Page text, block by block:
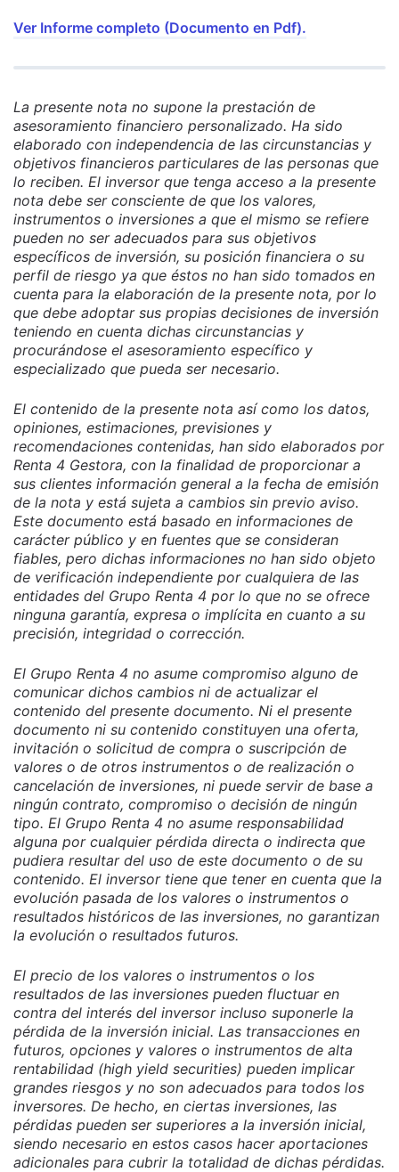
Ver Informe completo (Documento en Pdf).
La presente nota no supone la prestación de
asesoramiento financiero personalizado. Ha sido
elaborado con independencia de las circunstancias y
objetivos financieros particulares de las personas que
lo reciben. El inversor que tenga acceso a la presente
nota debe ser consciente de que los valores,
instrumentos o inversiones a que el mismo se refiere
pueden no ser adecuados para sus objetivos
específicos de inversión, su posición financiera o su
perfil de riesgo ya que éstos no han sido tomados en
cuenta para la elaboración de la presente nota, por lo
que debe adoptar sus propias decisiones de inversión
teniendo en cuenta dichas circunstancias y
procurándose el asesoramiento específico y
especializado que pueda ser necesario.
El contenido de la presente nota así como los datos,
opiniones, estimaciones, previsiones y
recomendaciones contenidas, han sido elaborados por
Renta 4 Gestora, con la finalidad de proporcionar a
sus clientes información general a la fecha de emisión
de la nota y está sujeta a cambios sin previo aviso.
Este documento está basado en informaciones de
carácter público y en fuentes que se consideran
fiables, pero dichas informaciones no han sido objeto
de verificación independiente por cualquiera de las
entidades del Grupo Renta 4 por lo que no se ofrece
ninguna garantía, expresa o implícita en cuanto a su
precisión, integridad o corrección.
El Grupo Renta 4 no asume compromiso alguno de
comunicar dichos cambios ni de actualizar el
contenido del presente documento. Ni el presente
documento ni su contenido constituyen una oferta,
invitación o solicitud de compra o suscripción de
valores o de otros instrumentos o de realización o
cancelación de inversiones, ni puede servir de base a
ningún contrato, compromiso o decisión de ningún
tipo. El Grupo Renta 4 no asume responsabilidad
alguna por cualquier pérdida directa o indirecta que
pudiera resultar del uso de este documento o de su
contenido. El inversor tiene que tener en cuenta que la
evolución pasada de los valores o instrumentos o
resultados históricos de las inversiones, no garantizan
la evolución o resultados futuros.
El precio de los valores o instrumentos o los
resultados de las inversiones pueden fluctuar en
contra del interés del inversor incluso suponerle la
pérdida de la inversión inicial. Las transacciones en
futuros, opciones y valores o instrumentos de alta
rentabilidad (high yield securities) pueden implicar
grandes riesgos y no son adecuados para todos los
inversores. De hecho, en ciertas inversiones, las
pérdidas pueden ser superiores a la inversión inicial,
siendo necesario en estos casos hacer aportaciones
adicionales para cubrir la totalidad de dichas pérdidas.